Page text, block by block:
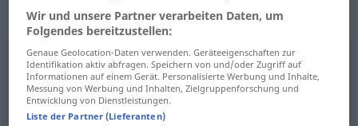
Beispielsätze für "Sozialismus"
ein Sozialismus marxistischerAusrichtung
a Marxist-oriented socialism
Wir und unsere Partner verarbeiten Daten, um
Folgendes bereitzustellen:
Genaue Geolocation-Daten verwenden. Geräteeigenschaften zur
Identifikation aktiv abfragen. Speichern von und/oder Zugriff auf
Informationen auf einem Gerät. Personalisierte Werbung und Inhalte,
Messung von Werbung und Inhalten, Zielgruppenforschung und
Entwicklung von Dienstleistungen.
Liste der Partner (Lieferanten)